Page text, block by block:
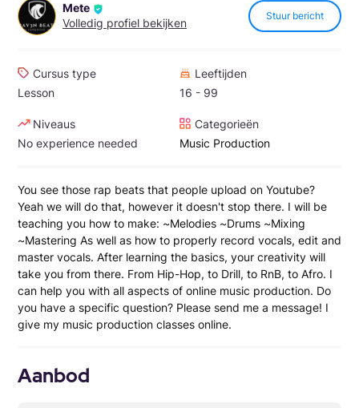
Mete
Volledig profiel bekijken
Stuur bericht
Cursus type
Lesson
Leeftijden
16 - 99
Niveaus
No experience needed
Categorieën
Music Production
You see those rap beats that people upload on Youtube?
Yeah we will do that, however it doesn't stop there. I will be
teaching you how to make: ~Melodies ~Drums ~Mixing
~Mastering As well as how to properly record vocals, edit and
master vocals. After learning the basics, your creativity will
take you from there. From Hip-Hop, to Drill, to RnB, to Afro. I
can help you with all aspects of online music production. Do
you have a specific question? Please send me a message! I
give my music production classes online.
Aanbod